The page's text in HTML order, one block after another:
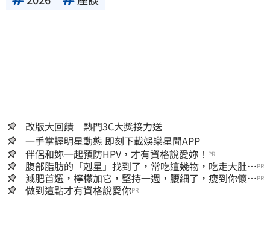
改版大回饋 熱門3C大獎接力送
一手掌握明星動態 即刻下載娛樂星聞APP
伴侶和妳一起預防HPV，才有資格說愛妳！ PR
腹部脂肪的「剋星」找到了，常吃這幾物，吃走大肚
囊，瘦出小蠻腰
PR
減肥首選，檸檬加它，堅持一週，腰細了，瘦到你懷疑
人生
PR
做到這點才有資格說愛你PR